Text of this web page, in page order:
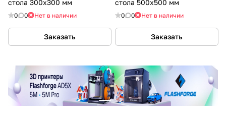
стола 300х300 мм
0 0 Нет в наличии
Заказать
стола 500х500 мм
0 0 Нет в наличии
Заказать